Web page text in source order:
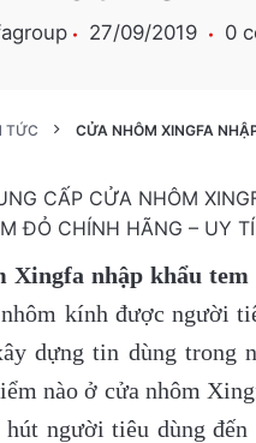
27/09/2019 0
TỨC CỬA NHÔM XINGFA
CẤP CỬA NHÔM
ĐỎ CHÍNH HÃNG – UY
Xingfa nhập khẩu tem
kính được người
dựng tin dùng trong
nào ở cửa nhôm
hút người tiêu dùng đến